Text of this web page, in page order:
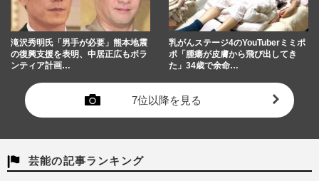
滝沢秀明氏「男手が必要」熊本地震
の復興支援を表明、中居正広もボラ
ンティア計画…
乳がんステージ4のYouTuberミミポ
ポ「腫瘍が皮膚から飛び出してき
た」34歳で余命…
7位以降を見る
芸能の記事ランキング